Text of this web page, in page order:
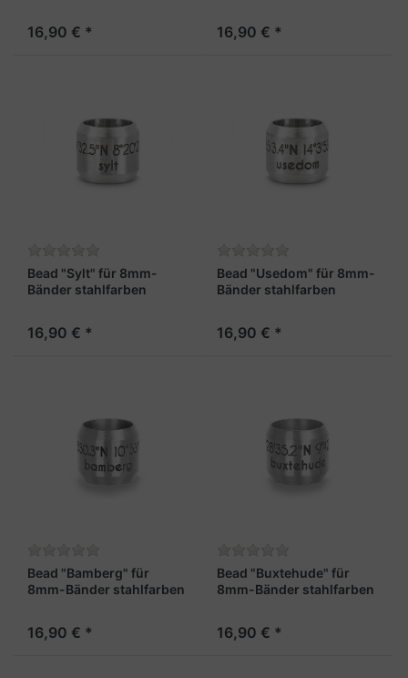
16,90 € * 16,90 € *
Bead "Sylt" für 8mm-
Bänder stahlfarben
16,90 € *
Bead "Usedom" für 8mm-
Bänder stahlfarben
16,90 € *
Bead "Bamberg" für
8mm-Bänder stahlfarben
16,90 € *
Bead "Buxtehude" für
8mm-Bänder stahlfarben
16,90 € *